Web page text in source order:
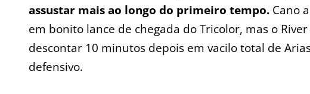
assustar mais ao longo do primeiro tempo. Cano
em bonito lance de chegada do Tricolor, mas o
descontar 10 minutos depois em vacilo total de
defensivo.